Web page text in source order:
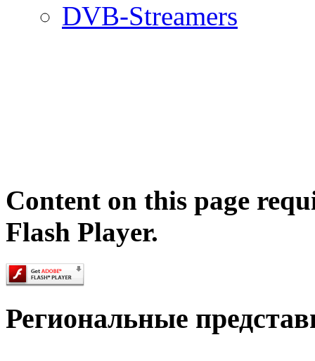
DVB-Streamers
Content on this page
Flash Player.
Региональные